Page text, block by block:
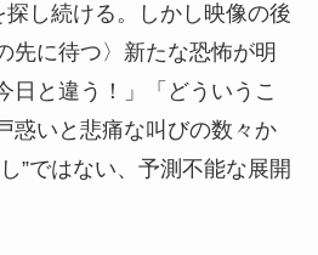
探し続ける。しかし映像の後
先に待つ〉新たな恐怖が明
日と違う！」「どういうこ
惑いと悲痛な叫びの数々か
”ではない、予測不能な展開